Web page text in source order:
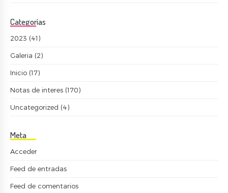
Categorías
2023 (41)
Galeria (2)
Inicio (17)
Notas de interes (170)
Uncategorized (4)
Meta
Acceder
Feed de entradas
Feed de comentarios